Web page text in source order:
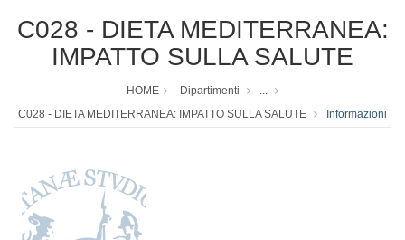
C028 - DIETA MEDITERRANEA:
IMPATTO SULLA SALUTE
HOME Dipartimenti
...
C028 - DIETA MEDITERRANEA: IMPATTO SULLA SALUTE
Informazioni